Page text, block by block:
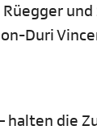
und
Duri
halten die